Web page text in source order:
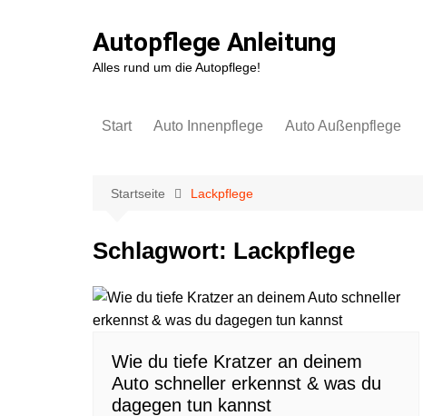
Autopflege Anleitung
Alles rund um die Autopflege!
Start Auto Innenpflege
Autopolster
Scheiben
Kofferraum
Lufterfrischer
Auto Außenpflege
Cabrioverdeck
Startseite Lackpflege
Schlagwort: Lackpflege
Wie du tiefe Kratzer an deinem
Auto schneller erkennst & was du
dagegen tun kannst